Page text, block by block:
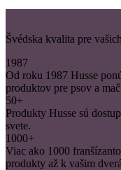
Švédska kvalita pre
1987
Od roku 1987 Husse
produktov pre psov a
50+
Produkty Husse sú
svete.
1000+
Viac ako 1000
produkty až k vašim